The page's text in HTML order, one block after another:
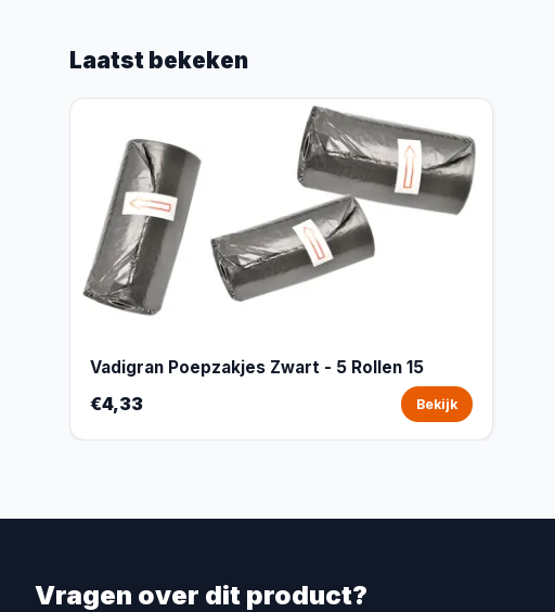
Laatst bekeken
Vadigran Poepzakjes Zwart - 5 Rollen 15
€4,33 Bekijk
Vragen over dit product?